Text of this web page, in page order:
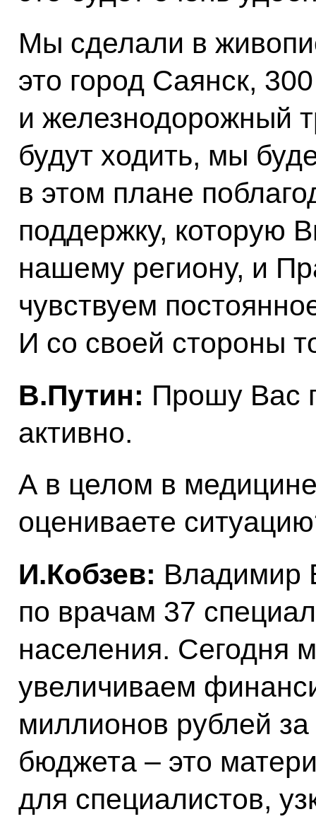
Мы сделали в
это город Саянск,
и железнодорожный
будут ходить, мы
в этом плане
поддержку, которую
нашему региону, и
чувствуем
И со своей стороны
В.Путин: Прошу Вас
активно.
А в целом в
оцениваете
И.Кобзев: Владимир
по врачам 37
населения. Сегодня
увеличиваем
миллионов рублей за
бюджета – это
для специалистов,